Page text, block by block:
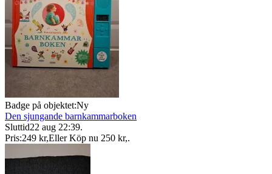
Badge på objektet:Ny
Den sjungande barnkammarboken
Sluttid22 aug 22:39.
Pris:249 kr,Eller Köp nu 250 kr,.